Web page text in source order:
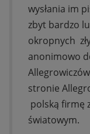
wysłania im
zbyt bardzo
okropnych
anonimowo
stronie
polską firmę
światowym.